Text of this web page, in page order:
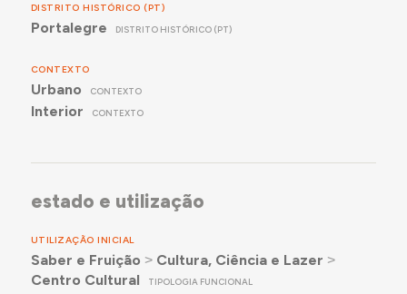
DISTRITO HISTÓRICO (PT)
Portalegre DISTRITO HISTÓRICO (PT)
CONTEXTO
Urbano CONTEXTO
Interior CONTEXTO
estado e utilização
UTILIZAÇÃO INICIAL
Saber e Fruição ˃ Cultura, Ciência e Lazer ˃
Centro Cultural
TIPOLOGIA FUNCIONAL